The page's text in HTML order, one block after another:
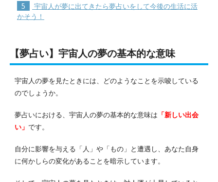
5
宇宙人が夢に出てきたら夢占いをして今後の生活に活
かそう！
【夢占い】宇宙人の夢の基本的な意味
宇宙人の夢を見たときには、どのようなことを示唆している
のでしょうか。
夢占いにおける、宇宙人の夢の基本的な意味は 「新しい出会
い」 です。
自分に影響を与える「人」や「もの」と遭遇し、あなた自身
に何かしらの変化があることを暗示しています。